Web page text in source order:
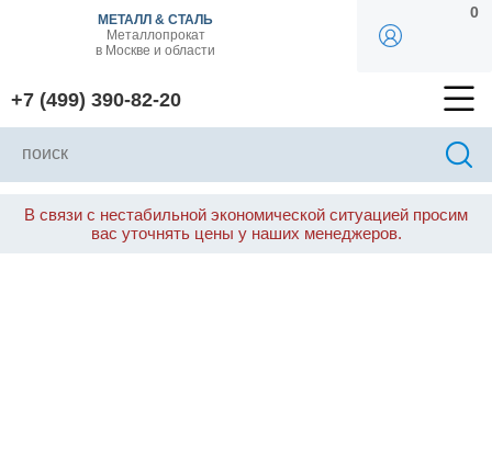
МЕТАЛЛ & СТАЛЬ
Металлопрокат
в Москве и области
+7 (499) 390-82-20
0
В связи с нестабильной экономической ситуацией просим
вас уточнять цены у наших менеджеров.